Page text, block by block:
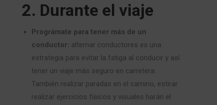
2. Durante el viaje
Prográmate para tener más de un
conductor: alternar conductores es una
estrategia para evitar la fatiga al conducir y así
tener un viaje más seguro en carretera.
También realizar paradas en el camino, estirar
realizar ejercicios físicos y visuales harán el